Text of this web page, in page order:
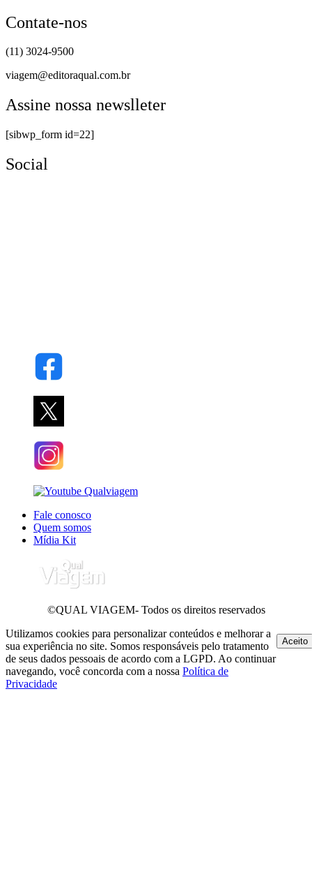
Contate-nos
(11) 3024-9500
viagem@editoraqual.com.br
Assine nossa newslleter
[sibwp_form id=22]
Social
Fale conosco
Quem somos
Mídia Kit
©QUAL VIAGEM- Todos os direitos reservados
Utilizamos cookies para personalizar conteúdos e melhorar a
sua experiência no site. Somos responsáveis pelo tratamento
de seus dados pessoais de acordo com a LGPD. Ao continuar
navegando, você concorda com a nossa Política de
Privacidade
Aceito